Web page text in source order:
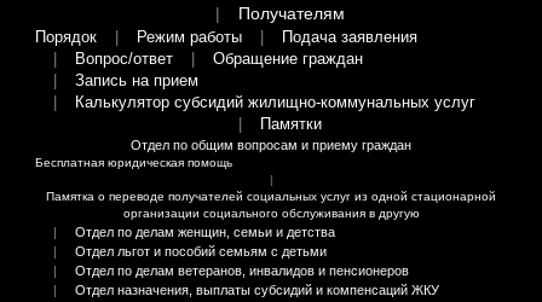
Получателям
Порядок Режим работы
Подача заявления
Вопрос/ответ
Обращение граждан
Запись на прием
Калькулятор субсидий жилищно-коммунальных услуг
Памятки
Отдел по общим вопросам и приему граждан
Бесплатная юридическая помощь
Памятка о переводе получателей социальных услуг из одной стационарной
организации социального обслуживания в другую
Отдел по делам женщин, семьи и детства
Отдел льгот и пособий семьям с детьми
Отдел по делам ветеранов, инвалидов и пенсионеров
Отдел назначения, выплаты субсидий и компенсаций ЖКУ